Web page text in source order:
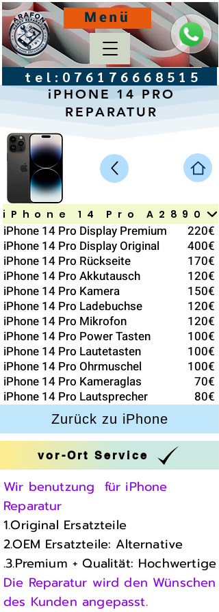
tel: 076176668515
Menü
iPHONE 14 PRO
REPARATUR
iPhone 14 Pro A2890
iPhone 14 Pro Display Premium
iPhone 14 Pro Display Original
iPhone 14 Pro Rückseite
iPhone 14 Pro Akkutausch
iPhone 14 Pro Kamera
iPhone 14 Pro Ladebuchse
iPhone 14 Pro Mikrofon
iPhone 14 Pro Power Tasten
iPhone 14 Pro Lautetasten
iPhone 14 Pro Ohrmuschel
iPhone 14 Pro Kameraglas
iPhone 14 Pro Lautsprecher
220€
400€
170€
120€
150€
120€
120€
100€
100€
100€
70€
80€
Zurück zu iPhone
vor-Ort Service
Wir benutzung für iPhone
Reparatur
1.Original Ersatzteile
2.OEM Ersatzteile: Alternative
.3.Premium + Qualität: Hochwertige
Die Reparatur wird den Wünschen
des Kunden angepasst.